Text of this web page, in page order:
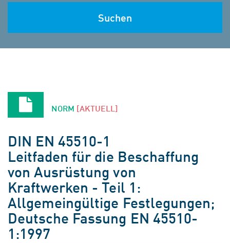
Suchen
NORM [AKTUELL]
DIN EN 45510-1
Leitfaden für die Beschaffung
von Ausrüstung von
Kraftwerken - Teil 1:
Allgemeingültige Festlegungen;
Deutsche Fassung EN 45510-
1:1997